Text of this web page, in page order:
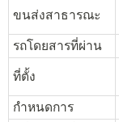
ขนส่งสาธารณะ
รถโดยสารที่ผ่าน
ที่ตั้ง
กำหนดการ